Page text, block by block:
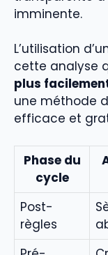
imminente.
L’utilisation
cette analyse
plus
une méthode
efficace et
Phase du
cycle
Post-
règles